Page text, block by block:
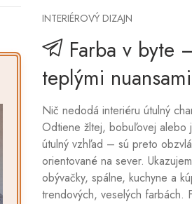
INTERIÉROVÝ DIZAJN
Farba v byte
teplými nuansami
Nič nedodá interiéru útulný
Odtiene žltej, bobuľovej alebo
útulný vzhľad – sú preto
orientované na sever.
obývačky, spálne, kuchyne a
trendových, veselých farbách.